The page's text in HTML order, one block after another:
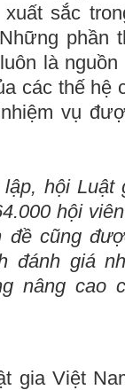
sắc
phần
là nguồn
các thế hệ
vụ
hội Luật
hội
cũng
đánh giá
nâng cao
gia Việt